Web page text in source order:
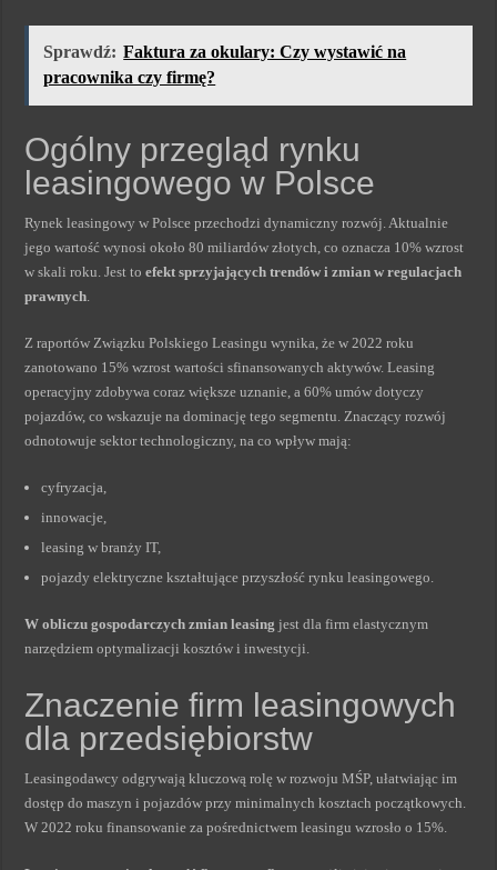
Sprawdź: Faktura za okulary: Czy wystawić na
pracownika czy firmę?
Ogólny przegląd rynku
leasingowego w Polsce
Rynek leasingowy w Polsce przechodzi dynamiczny rozwój. Aktualnie
jego wartość wynosi około 80 miliardów złotych, co oznacza 10% wzrost
w skali roku. Jest toefekt sprzyjających trendów i zmian w regulacjach
prawnych.
Z raportów Związku Polskiego Leasingu wynika, że w 2022 roku
zanotowano 15% wzrost wartości sfinansowanych aktywów. Leasing
operacyjny zdobywa coraz większe uznanie, a 60% umów dotyczy
pojazdów, co wskazuje na dominację tego segmentu. Znaczący rozwój
odnotowuje sektor technologiczny, na co wpływ mają:
cyfryzacja,
innowacje,
leasing w branży IT,
pojazdy elektryczne kształtujące przyszłość rynku leasingowego.
W obliczu gospodarczych zmian leasing jest dla firm elastycznym
narzędziem optymalizacji kosztów i inwestycji.
Znaczenie firm leasingowych
dla przedsiębiorstw
Leasingodawcy odgrywają kluczową rolę w rozwoju MŚP, ułatwiając im
dostęp do maszyn i pojazdów przy minimalnych kosztach początkowych.
W 2022 roku finansowanie za pośrednictwem leasingu wzrosło o 15%.